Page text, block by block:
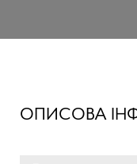
ОПИСОВА